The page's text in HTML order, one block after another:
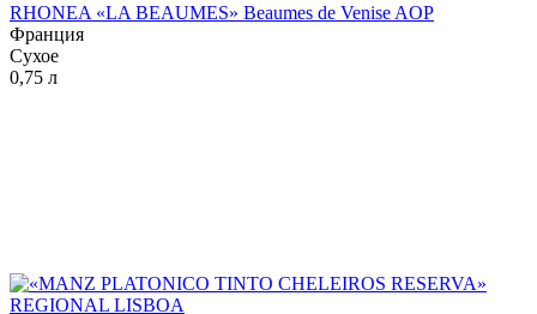
RHONEA «LA BEAUMES» Beaumes de Venise AOP
Франция
Сухое
0,75 л